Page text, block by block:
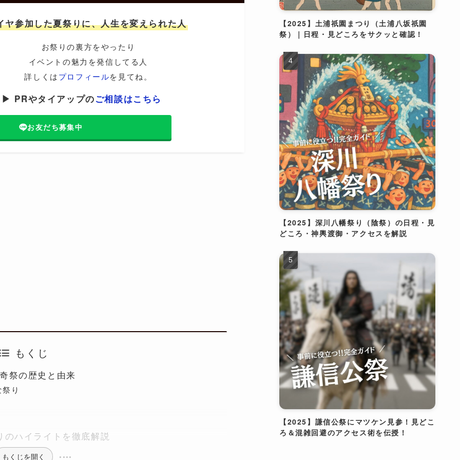
ヤ参加した夏祭りに、人生を変えられた人
お祭りの裏方をやったり
イベントの魅力を発信してる人
詳しくはプロフィールを見てね。
▶ PRやタイアップのご相談はこちら
お友だち募集中
もくじ
祭の歴史と由来
り
ハイライトを徹底解説
もくじを開く
【2025】土浦祇園まつり（土浦八坂祇園
祭）｜日程・見どころをサクッと確認！
【2025】深川八幡祭り（陰祭）の日程・見
どころ・神輿渡御・アクセスを解説
【2025】謙信公祭にマツケン見参！見どこ
ろ＆混雑回避のアクセス術を伝授！